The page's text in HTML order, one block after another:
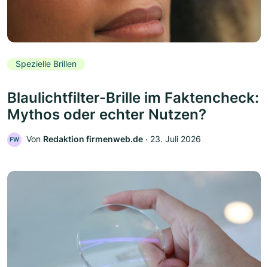
Spezielle Brillen
Blaulichtfilter-Brille im Faktencheck:
Mythos oder echter Nutzen?
FW Von Redaktion firmenweb.de ‧ 23. Juli 2026